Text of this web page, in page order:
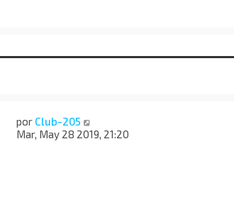
por Club-205
Mar, May 28 2019, 21:20